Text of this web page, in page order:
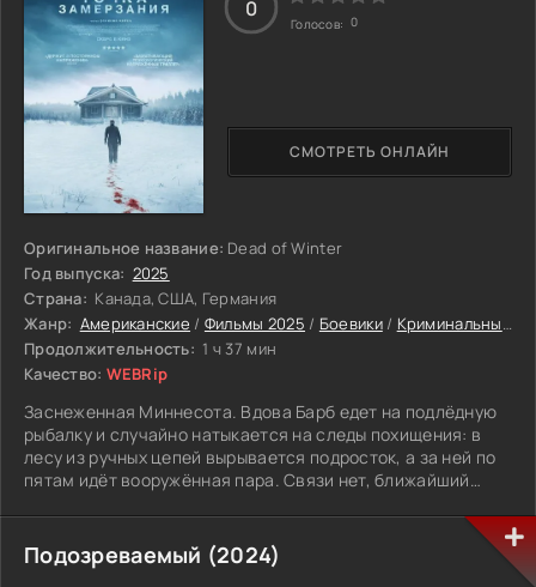
Оригинальное название: Dead of Winter
Год выпуска: 2025
Страна: Канада, США, Германия
Жанр: Американские / Фильмы 2025 / Боевики/ Криминальные
Продолжительность: 1 ч 37 мин
Качество: WEBRip
Заснеженная Миннесота. Вдова Барб едет на подлёдную
рыбалку и случайно натыкается на следы похищения: в
лесу из ручных цепей вырывается подросток, а за ней по
пятам идёт вооружённая пара. Связи нет, ближайший
кто может спасти девчонку. Начинается ночь погони по
сугробам и пустым домам, где каждый шаг слышно, а
любая ошибка - приговор. Горе делает Барб упрямой, а
СМОТРЕТЬ ОНЛАЙН
0
Голосов: 0
Подозреваемый (2024)